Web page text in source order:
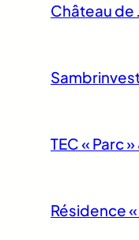
Château de
TEC « Parc
Résidence